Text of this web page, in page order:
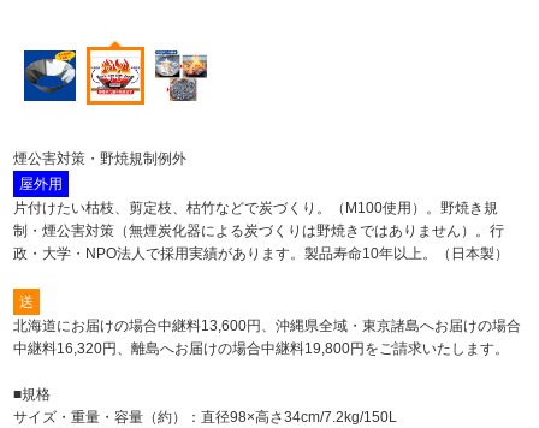
煙公害対策・野焼規制例外
屋外用
片付けたい枯枝、剪定枝、枯竹などで炭づくり。（M100使用）。野焼き規
制・煙公害対策（無煙炭化器による炭づくりは野焼きではありません）。行
政・大学・NPO法人で採用実績があります。製品寿命10年以上。（日本製）
送
北海道にお届けの場合中継料13,600円、沖縄県全域・東京諸島へお届けの場合
中継料16,320円、離島へお届けの場合中継料19,800円をご請求いたします。
■規格
サイズ・重量・容量（約）：直径98×高さ34cm/7.2kg/150L